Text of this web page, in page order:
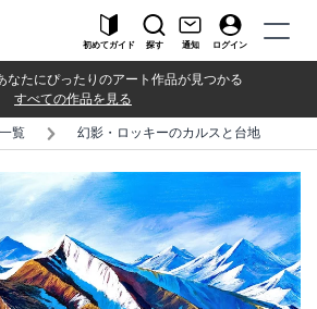
初めてガイド 探す 通知 ログイン
なたにぴったりのアート作品が見つかる
すべての作品を見る
覧 幻影・ロッキーのカルスと台地